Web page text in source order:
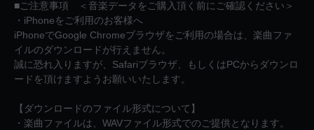
■ご注意事項 ＜音楽データをご購入頂く前にご確認ください＞
・iPhoneをご利用のお客様へ
iPhoneでGoogle Chromeブラウザをご利用の場合は、楽曲ファ
イルのダウンロードが行えません。
誠に恐れ入りますが、Safariブラウザ、もしくはPCからダウンロ
ードを頂けますようお願いいたします。
【ダウンロードのファイル形式について】
・楽曲ファイルは、WAVファイル形式でのご提供となります。